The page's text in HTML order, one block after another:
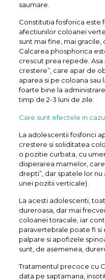
saumare.
Constitutia fosforica este
afectiunilor coloanei
sunt mai fine, mai
Calcarea phosphorica
crescut prea repede.
crestere”, care apar de
aparea si pe coloana sau
foarte bine la
timp de 2-3 luni de zile.
Care sunt efectele in
La adolescentii fosforici
crestere si soliditatea
o pozitie curbata, cu
disperarea mamelor,
drepti”, dar spatele lor
unei pozitii verticale).
La acesti adolescenti,
dureroasa, dar mai
coloanei toracale, iar
paravertebrale poate fi si
palpare si apofizele
sunt, de asemenea,
Tratamentul precoce cu
data pe saptamana,